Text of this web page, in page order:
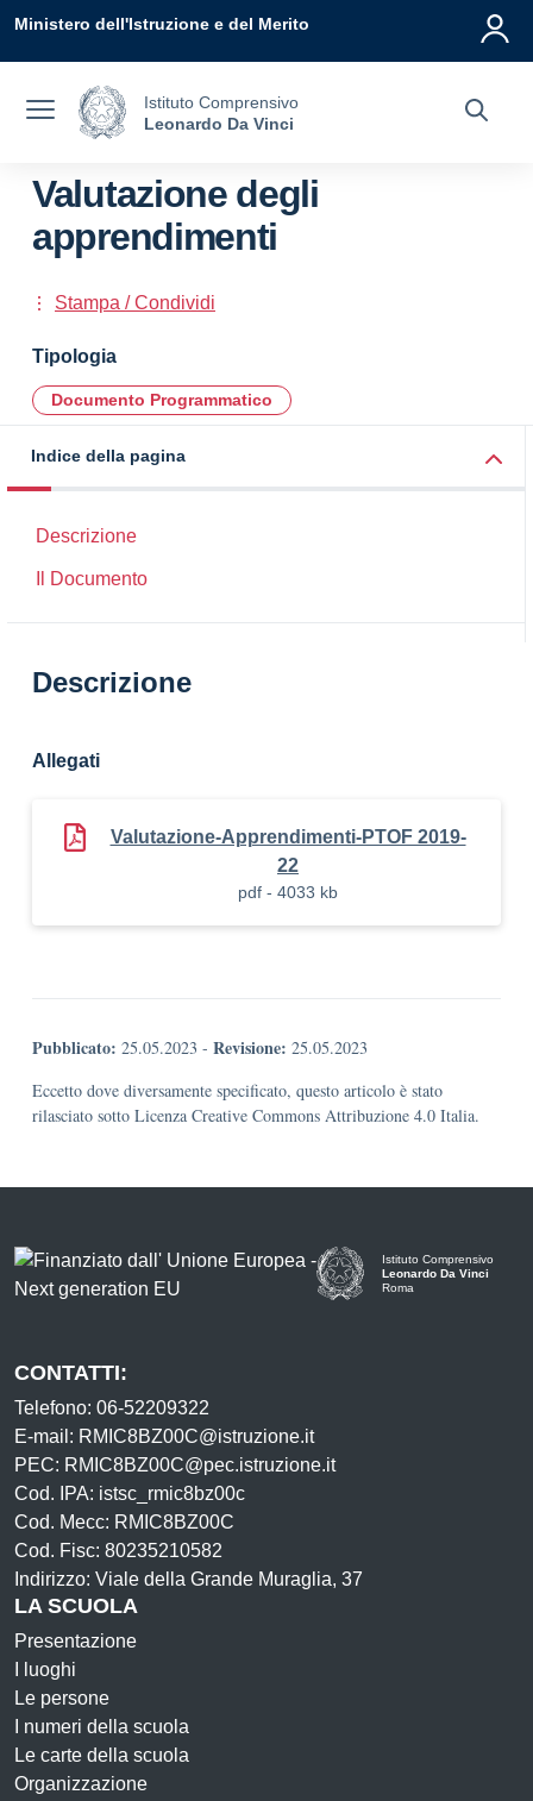
Ministero dell'Istruzione e del Merito
Istituto Comprensivo
Leonardo Da Vinci
Valutazione degli
apprendimenti
Stampa / Condividi
Tipologia
Documento Programmatico
Indice della pagina
Descrizione
Il Documento
Descrizione
Allegati
Valutazione-Apprendimenti-PTOF 2019-
22
pdf - 4033 kb
Pubblicato: 25.05.2023 - Revisione: 25.05.2023
Eccetto dove diversamente specificato, questo articolo è stato
rilasciato sotto Licenza Creative Commons Attribuzione 4.0 Italia.
Istituto Comprensivo
Leonardo Da Vinci
Roma
CONTATTI:
Telefono: 06-52209322
E-mail: RMIC8BZ00C@istruzione.it
PEC: RMIC8BZ00C@pec.istruzione.it
Cod. IPA: istsc_rmic8bz00c
Cod. Mecc: RMIC8BZ00C
Cod. Fisc: 80235210582
Indirizzo: Viale della Grande Muraglia, 37
LA SCUOLA
Presentazione
I luoghi
Le persone
I numeri della scuola
Le carte della scuola
Organizzazione